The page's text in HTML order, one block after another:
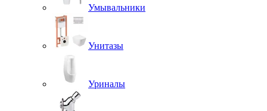
Умывальники
Унитазы
Уриналы